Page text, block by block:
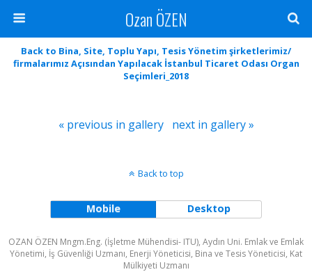
Ozan ÖZEN
Back to Bina, Site, Toplu Yapı, Tesis Yönetim şirketlerimiz/
firmalarımız Açısından Yapılacak İstanbul Ticaret Odası Organ
Seçimleri_2018
« previous in gallery next in gallery »
Back to top
Mobile Desktop
OZAN ÖZEN Mngm.Eng. (İşletme Mühendisi- ITU), Aydın Uni. Emlak ve Emlak
Yönetimi, İş Güvenliği Uzmanı, Enerji Yöneticisi, Bina ve Tesis Yöneticisi, Kat
Mülkiyeti Uzmanı